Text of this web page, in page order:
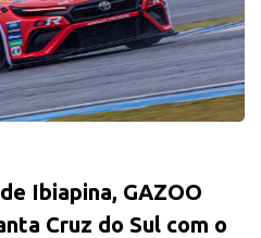
Ibiapina, GAZOO
Cruz do Sul com o